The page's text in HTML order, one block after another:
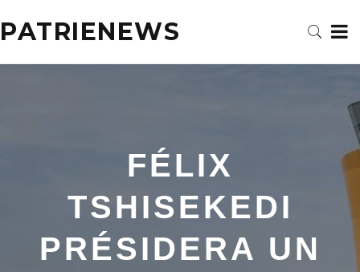
PATRIENEWS
FÉLIX
TSHISEKEDI
PRÉSIDERA UN